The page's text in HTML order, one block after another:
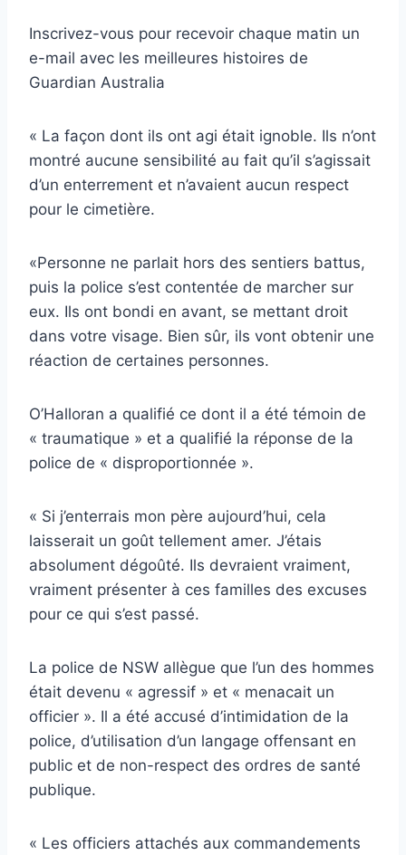
Inscrivez-vous pour recevoir chaque matin un
e-mail avec les meilleures histoires de
Guardian Australia
« La façon dont ils ont agi était ignoble. Ils n’ont
montré aucune sensibilité au fait qu’il s’agissait
d’un enterrement et n’avaient aucun respect
pour le cimetière.
«Personne ne parlait hors des sentiers battus,
puis la police s’est contentée de marcher sur
eux. Ils ont bondi en avant, se mettant droit
dans votre visage. Bien sûr, ils vont obtenir une
réaction de certaines personnes.
O’Halloran a qualifié ce dont il a été témoin de
« traumatique » et a qualifié la réponse de la
police de « disproportionnée ».
« Si j’enterrais mon père aujourd’hui, cela
laisserait un goût tellement amer. J’étais
absolument dégoûté. Ils devraient vraiment,
vraiment présenter à ces familles des excuses
pour ce qui s’est passé.
La police de NSW allègue que l’un des hommes
était devenu « agressif » et « menacait un
officier ». Il a été accusé d’intimidation de la
police, d’utilisation d’un langage offensant en
public et de non-respect des ordres de santé
publique.
« Les officiers attachés aux commandements